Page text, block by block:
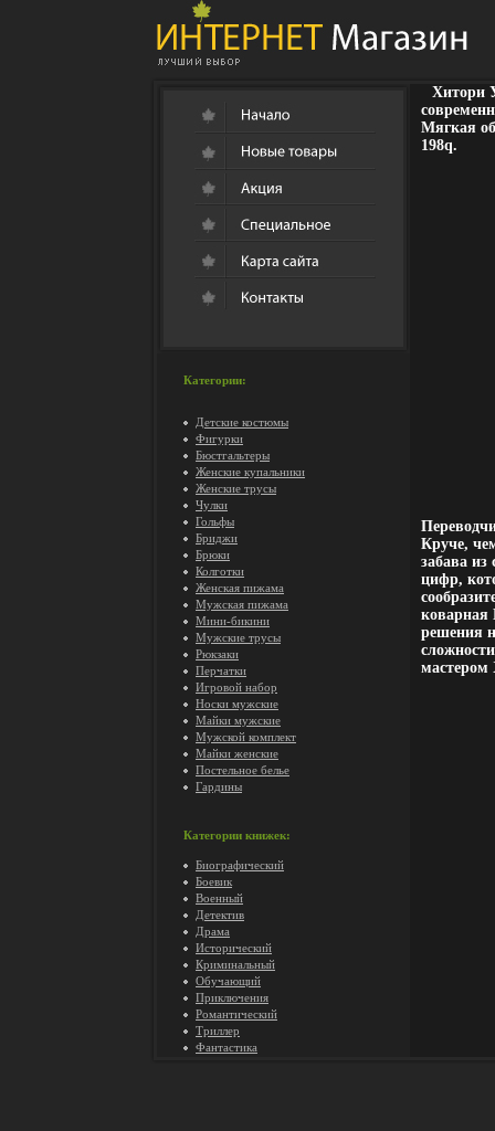
Категории:
Детские костюмы
Фигурки
Бюстгальтеры
Женские купальники
Женские трусы
Чулки
Гольфы
Бриджи
Брюки
Колготки
Женская пижама
Мужская пижама
Мини-бикини
Мужские трусы
Рюкзаки
Перчатки
Игровой набор
Носки мужские
Майки мужские
Мужской комплект
Майки женские
Постельное белье
Гардины
Категории книжек:
Биографический
Боевик
Военный
Детектив
Драма
Исторический
Криминальный
Обучающий
Приключения
Романтический
Триллер
Фантастика
Хитори
Мягкая
198q.
Круче,
забава
цифр,
коварная
решения
мастером